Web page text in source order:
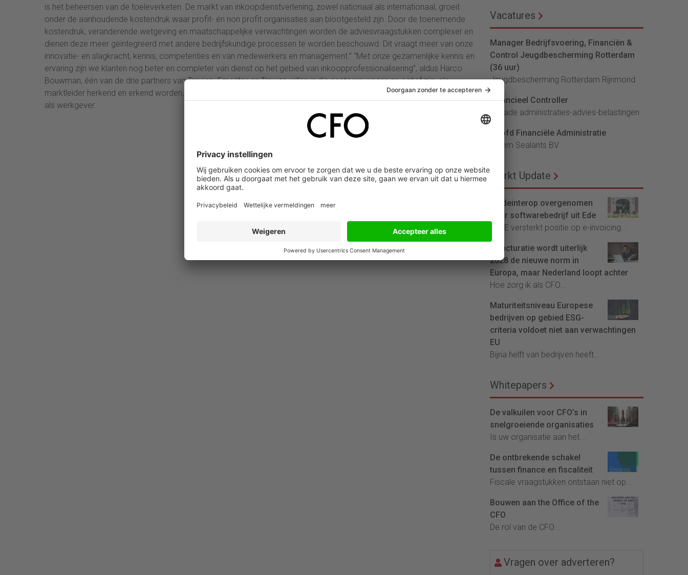
is het beheersen van de toeleverketen. De markt van inkoopdienstverlening, zowel nationaal als internationaal, groeit
onder de aanhoudende kostendruk waar profit- én non profit organisaties aan blootgesteld zijn. Door de toenemende
kostendruk, veranderende wetgeving en maatschappelijke verwachtingen worden de adviesvraagstukken complexer en
dienen deze meer geïntegreerd met andere bedrijfskundige processen te worden beschouwd. Dit vraagt meer van onze
innovatie- en slagkracht, kennis, competenties en van medewerkers en management.” “Met onze gezamenlijke kennis en
ervaring zijn we klanten nog beter en completer van dienst op het gebied van inkoopprofessionalisering”, aldus Harco
Bouwman, één van de drie partners van Trevian. Emeritor en Trevian willen in die sectoren waarin ze actief zijn, als
marktleider herkend en erkend worden, als het gaat om de kwaliteit en impact van de dienstverlening, klantbeleving én
als werkgever.
Vacatures
Manager Bedrijfsvoering, Financiën &
Control Jeugdbescherming Rotterdam
(36 uur)
Jeugdbescherming Rotterdam Rijnmond
Financieel Controller
lArcade administraties-advies-belastingen
Hoofd Financiële Administratie
Bloem Sealants BV
Markt Update
Tradeinterop overgenomen
door softwarebedrijf uit Ede
4CEE versterkt positie op e-invoicing...
E-facturatie wordt uiterlijk
2028 de nieuwe norm in
Europa, maar Nederland loopt achter
Hoe zorg ik als CFO...
Maturiteitsniveau Europese
bedrijven op gebied ESG-
criteria voldoet niet aan verwachtingen
EU
Bijna helft van bedrijven heeft...
Whitepapers
De valkuilen voor CFO’s in
snelgroeiende organisaties
Is uw organisatie aan het...
De ontbrekende schakel
tussen finance en fiscaliteit
Fiscale vraagstukken ontstaan niet op...
Bouwen aan the Office of the
CFO
De rol van de CFO...
Vragen over adverteren?